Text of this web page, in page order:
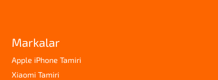
Markalar
Apple iPhone Tamiri
Xiaomi Tamiri